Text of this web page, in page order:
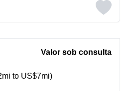
Valor sob consulta
to US$7mi)